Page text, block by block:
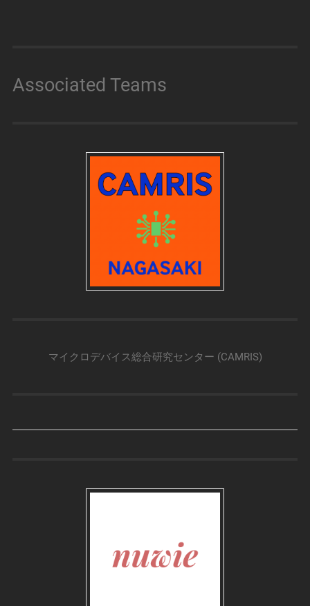
Associated Teams
マイクロデバイス総合研究センター (CAMRIS)